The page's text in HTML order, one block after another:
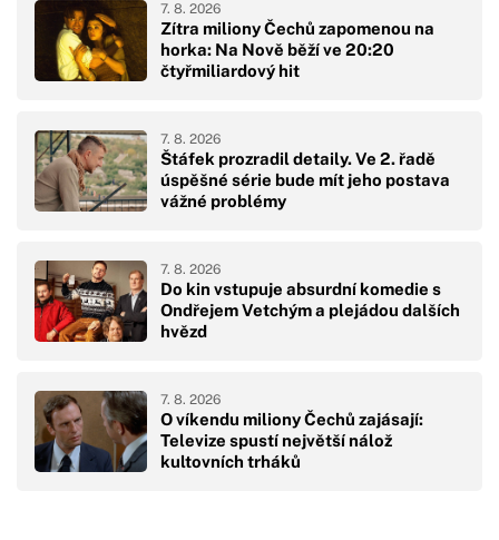
Zítra miliony Čechů zapomenou na
horka: Na Nově běží ve 20:20
čtyřmiliardový hit
7. 8. 2026
Štáfek prozradil detaily. Ve 2. řadě
úspěšné série bude mít jeho postava
vážné problémy
7. 8. 2026
Do kin vstupuje absurdní komedie s
Ondřejem Vetchým a plejádou dalších
hvězd
7. 8. 2026
O víkendu miliony Čechů zajásají:
Televize spustí největší nálož
kultovních trháků
7. 8. 2026